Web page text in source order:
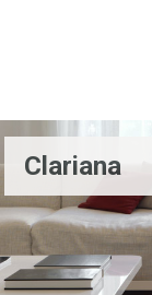
Clariana